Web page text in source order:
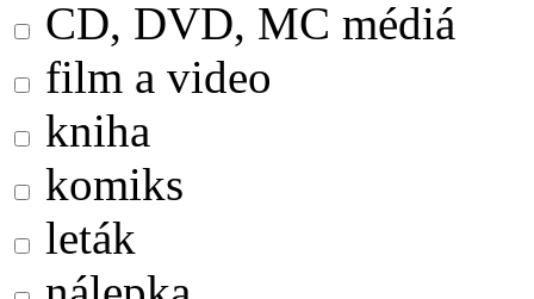
CD, DVD, MC médiá
film a video
kniha
komiks
leták